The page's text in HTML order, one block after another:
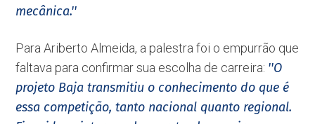
mecânica.''
Para Ariberto Almeida, a palestra foi o empurrão que
faltava para confirmar sua escolha de carreira: ''O
projeto Baja transmitiu o conhecimento do que é
essa competição, tanto nacional quanto regional.